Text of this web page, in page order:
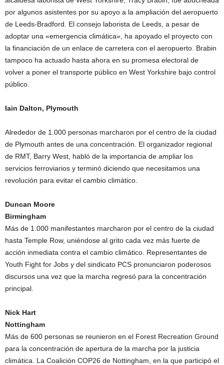
por algunos asistentes por su apoyo a la ampliación del aeropuerto
de Leeds-Bradford. El consejo laborista de Leeds, a pesar de
adoptar una «emergencia climática», ha apoyado el proyecto con
la financiación de un enlace de carretera con el aeropuerto. Brabin
tampoco ha actuado hasta ahora en su promesa electoral de
volver a poner el transporte público en West Yorkshire bajo control
público.
Iain Dalton, Plymouth
Alrededor de 1.000 personas marcharon por el centro de la ciudad
de Plymouth antes de una concentración. El organizador regional
de RMT, Barry West, habló de la importancia de ampliar los
servicios ferroviarios y terminó diciendo que necesitamos una
revolución para evitar el cambio climático.
Duncan Moore
Birmingham
Más de 1.000 manifestantes marcharon por el centro de la ciudad
hasta Temple Row, uniéndose al grito cada vez más fuerte de
acción inmediata contra el cambio climático. Representantes de
Youth Fight for Jobs y del sindicato PCS pronunciaron poderosos
discursos una vez que la marcha regresó para la concentración
principal.
Nick Hart
Nottingham
Más de 600 personas se reunieron en el Forest Recreation Ground
para la concentración de apertura de la marcha por la justicia
climática. La Coalición COP26 de Nottingham, en la que participó el